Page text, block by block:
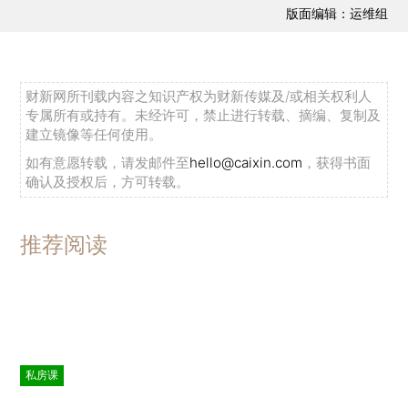
版面编辑：运维组
财新网所刊载内容之知识产权为财新传媒及/或相关权利人
专属所有或持有。未经许可，禁止进行转载、摘编、复制及
建立镜像等任何使用。
如有意愿转载，请发邮件至hello@caixin.com ，获得书面
确认及授权后，方可转载。
推荐阅读
私房课